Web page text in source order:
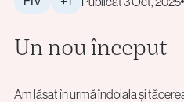
Un nou început
Am lăsat în urmă îndoiala și